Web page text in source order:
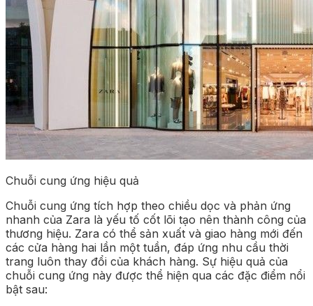
Chuỗi cung ứng hiệu quả
Chuỗi cung ứng tích hợp theo chiều dọc và phản ứng
nhanh của Zara là yếu tố cốt lõi tạo nên thành công của
thương hiệu. Zara có thể sản xuất và giao hàng mới đến
các cửa hàng hai lần một tuần, đáp ứng nhu cầu thời
trang luôn thay đổi của khách hàng. Sự hiệu quả của
chuỗi cung ứng này được thể hiện qua các đặc điểm nổi
bật sau: